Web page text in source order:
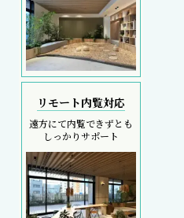
リモート内覧対応
遠方にて内覧できずとも
しっかりサポート